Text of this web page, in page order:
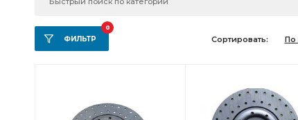
ФИЛЬТР
0
Сортировать: По